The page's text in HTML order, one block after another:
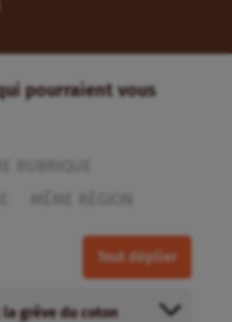
pourraient vous
Tout déplier
la grêve du coton